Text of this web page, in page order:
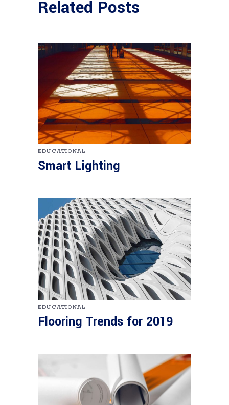
Related Posts
EDUCATIONAL
Smart Lighting
EDUCATIONAL
Flooring Trends for 2019